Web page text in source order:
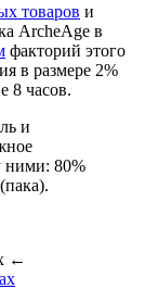
товаров и
ArcheAge в
факторий этого
в размере 2%
8 часов.
и
ними: 80%
←